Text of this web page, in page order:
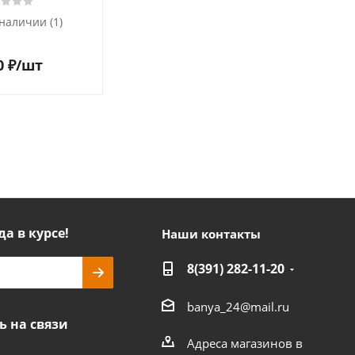
(1)
₽/шт
в курсе!
на связи
Наши контакты
8(391) 282-11-20
banya_24@mail.ru
Адреса магазинов в